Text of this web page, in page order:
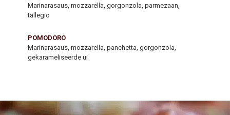
Marinarasaus, mozzarella, gorgonzola, parmezaan,
tallegio
POMODORO
Marinarasaus, mozzarella, panchetta, gorgonzola,
gekarameliseerde ui